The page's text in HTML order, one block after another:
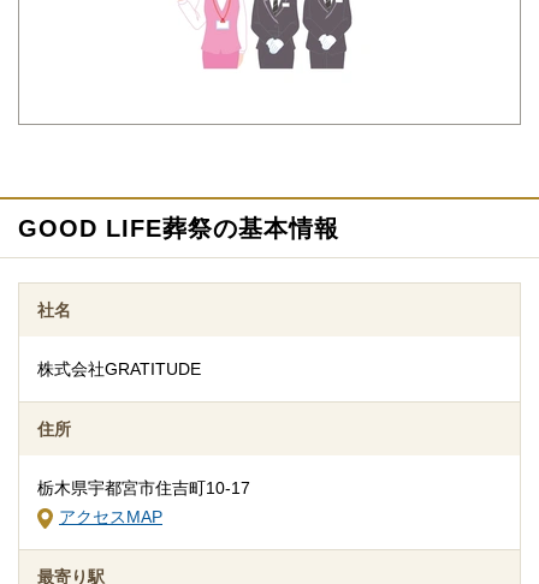
非日常的な葬儀のこと。初めての方はもちろん、経験のある方で
もわからないことが多いものです。少しでも不安や心配事があれ
人数・式場・火葬場などの各種条件やご要望、ご事情にあわせ
ご確認いただき、それぞれの内訳をご説明します。その上で葬儀
費用の総額にご納得いただいてから施行いたしますのでご安心く
GOOD LIFE葬祭の基本情報
社名
株式会社GRATITUDE
住所
栃木県宇都宮市住吉町10-17
アクセスMAP
最寄り駅